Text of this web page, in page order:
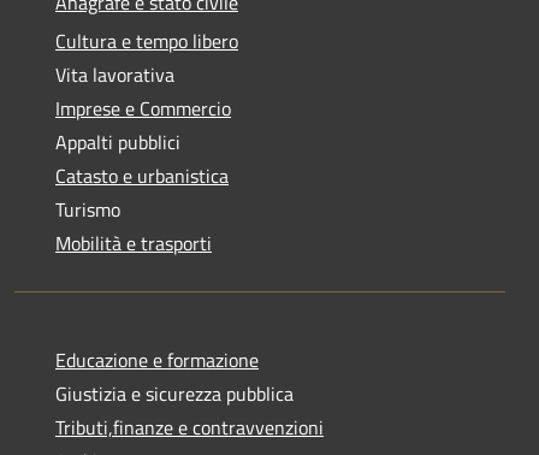
Cultura e tempo libero
Vita lavorativa
Imprese e Commercio
Appalti pubblici
Catasto e urbanistica
Turismo
Mobilità e trasporti
Educazione e formazione
Giustizia e sicurezza pubblica
Tributi,finanze e contravvenzioni